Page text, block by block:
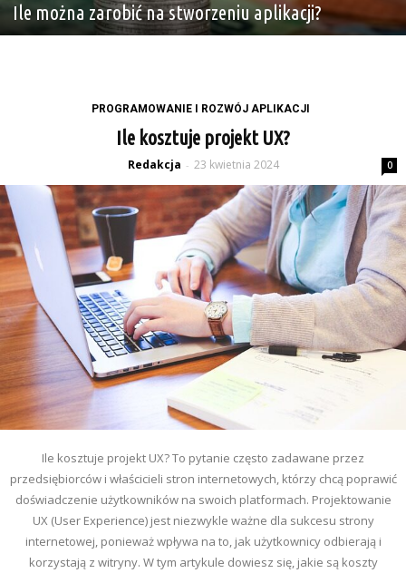
Ile można zarobić na stworzeniu aplikacji?
PROGRAMOWANIE I ROZWÓJ APLIKACJI
Ile kosztuje projekt UX?
Redakcja - 23 kwietnia 2024 0
Ile kosztuje projekt UX? To pytanie często zadawane przez
przedsiębiorców i właścicieli stron internetowych, którzy chcą poprawić
doświadczenie użytkowników na swoich platformach. Projektowanie
UX (User Experience) jest niezwykle ważne dla sukcesu strony
internetowej, ponieważ wpływa na to, jak użytkownicy odbierają i
korzystają z witryny. W tym artykule dowiesz się, jakie są koszty